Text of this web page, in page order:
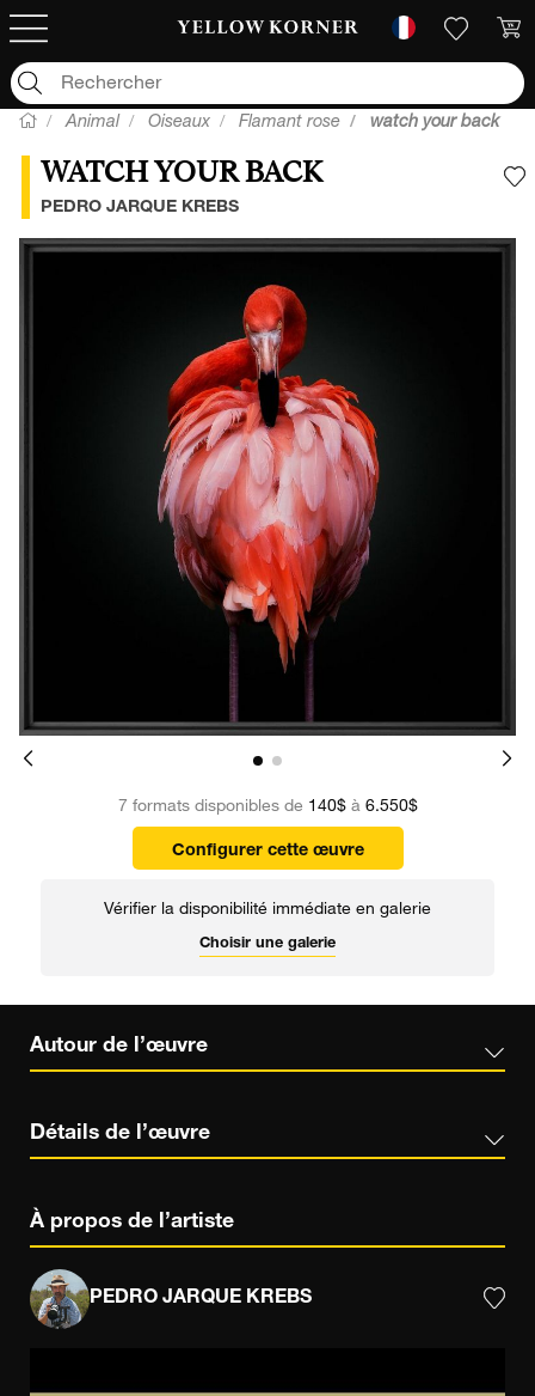
Animal Oiseaux Flamant rose watch your back
WATCH YOUR BACK
PEDRO JARQUE KREBS
7 formats disponibles de 140$à 6.550$
Configurer cette œuvre
Vérifier la disponibilité immédiate en galerie
Choisir une galerie
Autour de l’œuvre
Détails de l’œuvre
À propos de l’artiste
PEDRO JARQUE KREBS